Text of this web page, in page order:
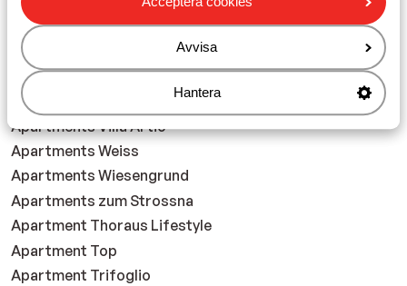
Avvisa
Hantera
Apartments Schmittenblick
Apartments Sonneck
Apartments Stockachhof
Apartments Stocklhub
Apartments Villa Artic
Apartments Weiss
Apartments Wiesengrund
Apartments zum Strossna
Apartment Thoraus Lifestyle
Apartment Top
Apartment Trifoglio